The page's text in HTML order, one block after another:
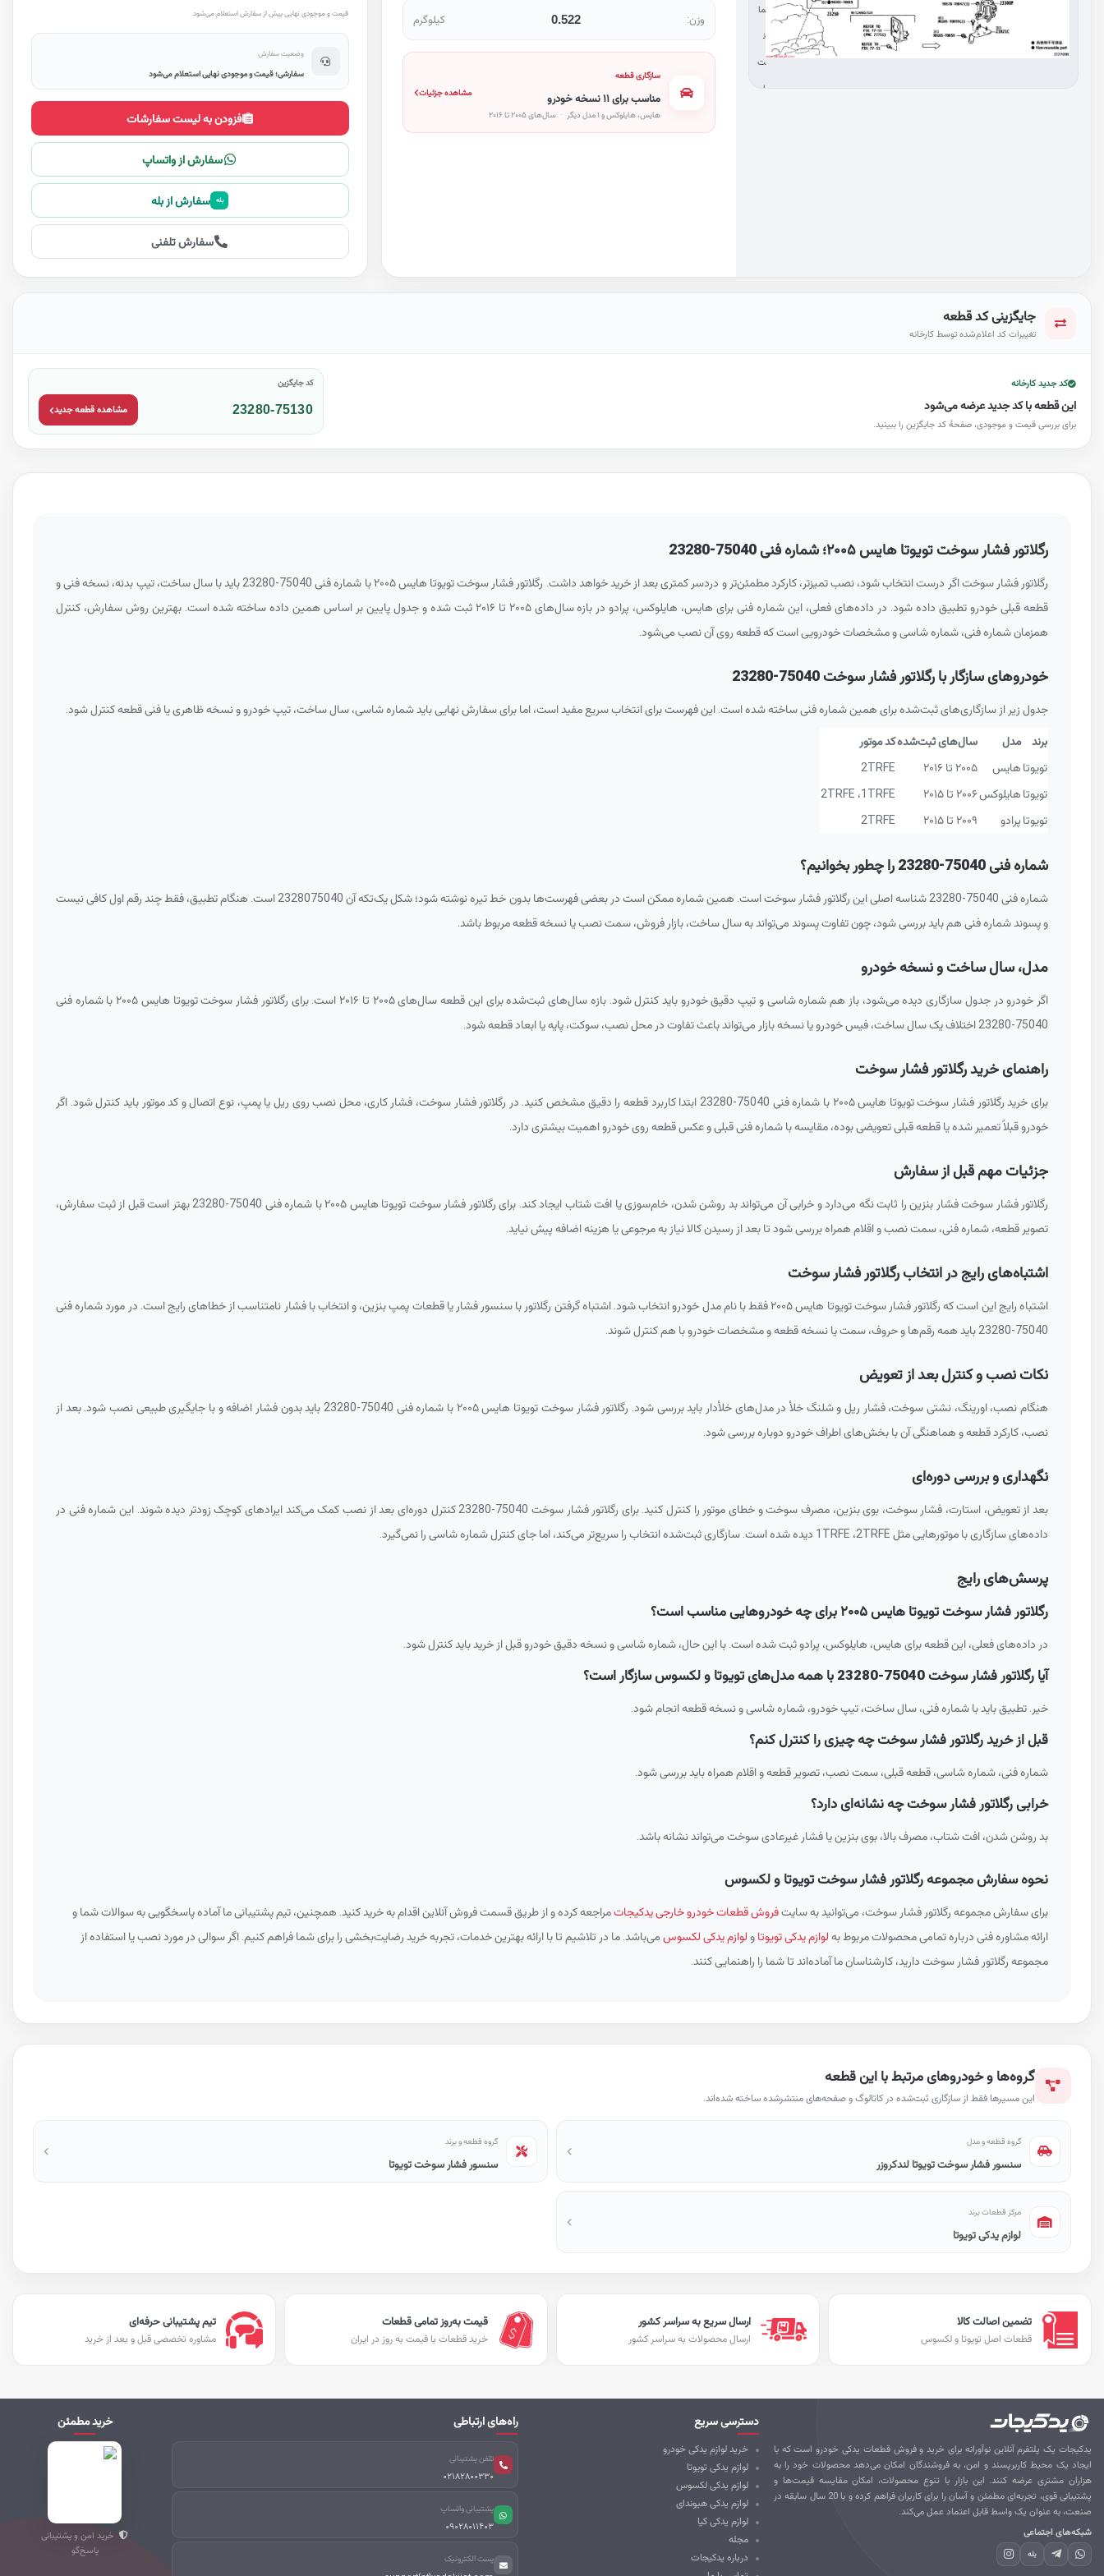
ما
ن
ت
ا
وزن: 0.522 کیلوگرم
سازگاری قطعه
مناسب برای ۱۱ نسخه خودرو
هایس، هایلوکس و ۱ مدل دیگر ·
مشاهده جزئیات
قیمت و موجودی نهایی پیش از سفارش استعلام می‌شود.
وضعیت سفارش
سفارشی؛ قیمت و موجودی نهایی استعلام می‌شود
افزودن به لیست سفارشات
سفارش از واتساپ
بله سفارش از بله
سفارش تلفنی
جایگزینی کد قطعه
تغییرات کد اعلام‌شده توسط کارخانه
کد جدید کارخانه
این قطعه با کد جدید عرضه می‌شود
برای بررسی قیمت و موجودی، صفحهٔ کد جایگزین را ببینید.
کد جایگزین
23280-75130 مشاهده قطعه جدید
رگلاتور فشار سوخت تویوتا هایس ۲۰۰۵؛ شماره فنی 23280-75040
رگلاتور فشار سوخت اگر درست انتخاب شود، نصب تمیزتر، کارکرد مطمئن‌تر و دردسر کمتری بعد از خرید خواهد داشت. رگلاتور فشار سوخت تویوتا هایس ۲۰۰۵ با شماره فنی 23280-75040 باید با سال ساخت، تیپ بدنه، نسخه فنی و
قطعه قبلی خودرو تطبیق داده شود. در داده‌های فعلی، این شماره فنی برای هایس، هایلوکس، پرادو در بازه سال‌های ۲۰۰۵ تا ۲۰۱۶ ثبت شده و جدول پایین بر اساس همین داده ساخته شده است. بهترین روش سفارش، کنترل
همزمان شماره فنی، شماره شاسی و مشخصات خودرویی است که قطعه روی آن نصب می‌شود.
خودروهای سازگار با رگلاتور فشار سوخت 23280-75040
جدول زیر از سازگاری‌های ثبت‌شده برای همین شماره فنی ساخته شده است. این فهرست برای انتخاب سریع مفید است، اما برای سفارش نهایی باید شماره شاسی، سال ساخت، تیپ خودرو و نسخه ظاهری یا فنی قطعه کنترل شود.
برند مدل سال‌های ثبت‌شدهکد موتور
تویوتا هایس ۲۰۰۵ تا ۲۰۱۶
2TRFE
تویوتا هایلوکس۲۰۰۶ تا ۲۰۱۵ 1TRFE، 2TRFE
تویوتا پرادو ۲۰۰۹ تا ۲۰۱۵ 2TRFE
شماره فنی 23280-75040 را چطور بخوانیم؟
شماره فنی 23280-75040 شناسه اصلی این رگلاتور فشار سوخت است. همین شماره ممکن است در بعضی فهرست‌ها بدون خط تیره نوشته شود؛ شکل یک‌تکه آن 2328075040 است. هنگام تطبیق، فقط چند رقم اول کافی نیست
و پسوند شماره فنی هم باید بررسی شود، چون تفاوت پسوند می‌تواند به سال ساخت، بازار فروش، سمت نصب یا نسخه قطعه مربوط باشد.
مدل، سال ساخت و نسخه خودرو
اگر خودرو در جدول سازگاری دیده می‌شود، باز هم شماره شاسی و تیپ دقیق خودرو باید کنترل شود. بازه سال‌های ثبت‌شده برای این قطعه سال‌های ۲۰۰۵ تا ۲۰۱۶ است. برای رگلاتور فشار سوخت تویوتا هایس ۲۰۰۵ با شماره فنی
23280-75040 اختلاف یک سال ساخت، فیس خودرو یا نسخه بازار می‌تواند باعث تفاوت در محل نصب، سوکت، پایه یا ابعاد قطعه شود.
راهنمای خرید رگلاتور فشار سوخت
برای خرید رگلاتور فشار سوخت تویوتا هایس ۲۰۰۵ با شماره فنی 23280-75040 ابتدا کاربرد قطعه را دقیق مشخص کنید. در رگلاتور فشار سوخت، فشار کاری، محل نصب روی ریل یا پمپ، نوع اتصال و کد موتور باید کنترل شود. اگر
خودرو قبلاً تعمیر شده یا قطعه قبلی تعویضی بوده، مقایسه با شماره فنی قبلی و عکس قطعه روی خودرو اهمیت بیشتری دارد.
جزئیات مهم قبل از سفارش
رگلاتور فشار سوخت فشار بنزین را ثابت نگه می‌دارد و خرابی آن می‌تواند بد روشن شدن، خام‌سوزی یا افت شتاب ایجاد کند. برای رگلاتور فشار سوخت تویوتا هایس ۲۰۰۵ با شماره فنی 23280-75040 بهتر است قبل از ثبت سفارش،
تصویر قطعه، شماره فنی، سمت نصب و اقلام همراه بررسی شود تا بعد از رسیدن کالا نیاز به مرجوعی یا هزینه اضافه پیش نیاید.
اشتباه‌های رایج در انتخاب رگلاتور فشار سوخت
اشتباه رایج این است که رگلاتور فشار سوخت تویوتا هایس ۲۰۰۵ فقط با نام مدل خودرو انتخاب شود. اشتباه گرفتن رگلاتور با سنسور فشار یا قطعات پمپ بنزین، و انتخاب با فشار نامتناسب از خطاهای رایج است. در مورد شماره فنی
23280-75040 باید همه رقم‌ها و حروف، سمت یا نسخه قطعه و مشخصات خودرو با هم کنترل شوند.
نکات نصب و کنترل بعد از تعویض
هنگام نصب، اورینگ، نشتی سوخت، فشار ریل و شلنگ خلأ در مدل‌های خلأدار باید بررسی شود. رگلاتور فشار سوخت تویوتا هایس ۲۰۰۵ با شماره فنی 23280-75040 باید بدون فشار اضافه و با جایگیری طبیعی نصب شود. بعد از
نصب، کارکرد قطعه و هماهنگی آن با بخش‌های اطراف خودرو دوباره بررسی شود.
نگهداری و بررسی دوره‌ای
بعد از تعویض، استارت، فشار سوخت، بوی بنزین، مصرف سوخت و خطای موتور را کنترل کنید. برای رگلاتور فشار سوخت 23280-75040 کنترل دوره‌ای بعد از نصب کمک می‌کند ایرادهای کوچک زودتر دیده شوند. این شماره فنی در
داده‌های سازگاری با موتورهایی مثل 2TRFE، 1TRFE دیده شده است. سازگاری ثبت‌شده انتخاب را سریع‌تر می‌کند، اما جای کنترل شماره شاسی را نمی‌گیرد.
پرسش‌های رایج
رگلاتور فشار سوخت تویوتا هایس ۲۰۰۵ برای چه خودروهایی مناسب است؟
در داده‌های فعلی، این قطعه برای هایس، هایلوکس، پرادو ثبت شده است. با این حال، شماره شاسی و نسخه دقیق خودرو قبل از خرید باید کنترل شود.
آیا رگلاتور فشار سوخت 23280-75040 با همه مدل‌های تویوتا و لکسوس سازگار است؟
خیر. تطبیق باید با شماره فنی، سال ساخت، تیپ خودرو، شماره شاسی و نسخه قطعه انجام شود.
قبل از خرید رگلاتور فشار سوخت چه چیزی را کنترل کنم؟
شماره فنی، شماره شاسی، قطعه قبلی، سمت نصب، تصویر قطعه و اقلام همراه باید بررسی شود.
خرابی رگلاتور فشار سوخت چه نشانه‌ای دارد؟
بد روشن شدن، افت شتاب، مصرف بالا، بوی بنزین یا فشار غیرعادی سوخت می‌تواند نشانه باشد.
نحوه سفارش مجموعه رگلاتور فشار سوخت تویوتا و لکسوس
برای سفارش مجموعه رگلاتور فشار سوخت، می‌توانید به سایتفروش قطعات خودرو خارجی یدکیجاتمراجعه کرده و از طریق قسمت فروش آنلاین اقدام به خرید کنید. همچنین، تیم پشتیبانی ما آماده پاسخگویی به سوالات شما و
ارائه مشاوره فنی درباره تمامی محصولات مربوط به لوازم یدکی تویوتا و لوازم یدکی لکسوس می‌باشد. ما در تلاشیم تا با ارائه بهترین خدمات، تجربه خرید رضایت‌بخشی را برای شما فراهم کنیم. اگر سوالی در مورد نصب یا استفاده از
مجموعه رگلاتور فشار سوخت دارید، کارشناسان ما آماده‌اند تا شما را راهنمایی کنند.
گروه‌ها و خودروهای مرتبط با این قطعه
این مسیرها فقط از سازگاری ثبت‌شده در کاتالوگ و صفحه‌های منتشرشده ساخته شده‌اند.
گروه قطعه و مدل
سنسور فشار سوخت تویوتا لندکروزر
گروه قطعه و برند
سنسور فشار سوخت تویوتا
مرکز قطعات برند
لوازم یدکی تویوتا
تیم پشتیبانی حرفه‌ای
مشاوره تخصصی قبل و بعد از خرید
قیمت به‌روز تمامی قطعات
خرید قطعات با قیمت به روز در ایران
ارسال سریع به سراسر کشور
ارسال محصولات به سراسر کشور
تضمین اصالت کالا
قطعات اصل تویوتا و لکسوس
یدکیجات یک پلتفرم آنلاین نوآورانه برای خرید و فروش قطعات یدکی خودرو است که با
ایجاد یک محیط کاربرپسند و امن، به فروشندگان امکان می‌دهد محصولات خود را به
هزاران مشتری عرضه کنند. این بازار با تنوع محصولات، امکان مقایسه قیمت‌ها و
پشتیبانی قوی، تجربه‌ای مطمئن و آسان را برای کاربران فراهم کرده و با 20 سال سابقه در
صنعت، به عنوان یک واسط قابل اعتماد عمل می‌کند.
شبکه‌های اجتماعی
بله
دسترسی سریع
خرید لوازم یدکی خودرو
لوازم یدکی تویوتا
لوازم یدکی لکسوس
لوازم یدکی هیوندای
لوازم یدکی کیا
مجله
درباره یدکیجات
راه‌های ارتباطی
تلفن پشتیبانی
02182800330
پشتیبانی واتساپ
09028011403
پست الکترونیک
خرید مطمئن
خرید امن و پشتیبانی
پاسخ‌گو